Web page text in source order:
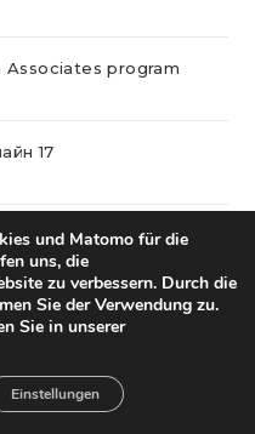
Associates program
17
MA: Your One-Stop
The Real Story
und Matomo für die
uns, die
zu verbessern. Durch die
Sie der Verwendung zu.
Sie in unserer
Einstellungen